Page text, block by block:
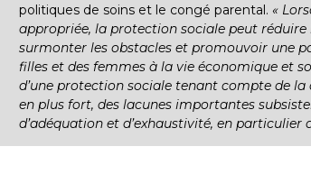
politiques de soins et le congé parental.«
appropriée, la protection sociale peut réduire
surmonter les obstacles et promouvoir une
filles et des femmes à la vie économique et
d’une protection sociale tenant compte de
en plus fort, des lacunes importantes
d’adéquation et d’exhaustivité, en particulier